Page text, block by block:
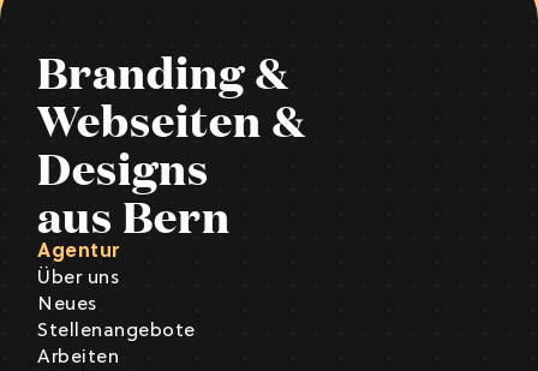
Branding &
Webseiten &
Designs
aus Bern
Agentur
Über uns
Neues
Stellenangebote
Arbeiten